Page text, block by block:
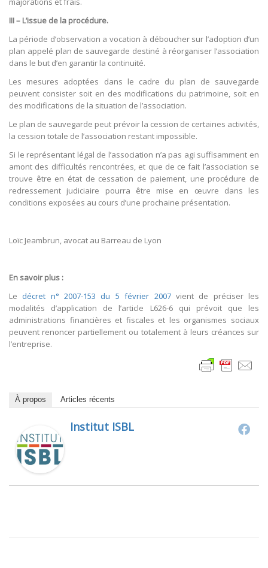
III – L’issue de la procédure.
La période d’observation a vocation à déboucher sur l’adoption d’un
plan appelé plan de sauvegarde destiné à réorganiser l’association
dans le but d’en garantir la continuité.
Les mesures adoptées dans le cadre du plan de sauvegarde
peuvent consister soit en des modifications du patrimoine, soit en
des modifications de la situation de l’association.
Le plan de sauvegarde peut prévoir la cession de certaines activités,
la cession totale de l’association restant impossible.
Si le représentant légal de l’association n’a pas agi suffisamment en
amont des difficultés rencontrées, et que de ce fait l’association se
trouve être en état de cessation de paiement, une procédure de
redressement judiciaire pourra être mise en œuvre dans les
conditions exposées au cours d’une prochaine présentation.
Loïc Jeambrun, avocat au Barreau de Lyon
En savoir plus :
Le décret n° 2007-153 du 5 février 2007vient de préciser les
modalités d’application de l’article L626-6 qui prévoit que les
administrations financières et fiscales et les organismes sociaux
peuvent renoncer partiellement ou totalement à leurs créances sur
l’entreprise.
À propos Articles récents
Institut ISBL